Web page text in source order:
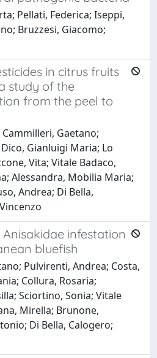
Pellati, Federica; Iseppi,
Bruzzesi, Giacomo;
in citrus fruits
study of the
from the peel to
Gaetano;
Gianluigi Maria; Lo
Vita; Vitale Badaco,
Alessandra, Mobilia Maria;
Andrea; Di Bella,
infestation
bluefish
Pulvirenti, Andrea; Costa,
Collura, Rosaria;
Sciortino, Sonia; Vitale
Mirella; Brunone,
Di Bella, Calogero;